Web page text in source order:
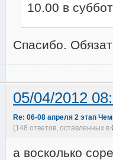
10.00 в
Спасибо.
05/04/2012
Re: 06-08 апреля 2 этап
(148 ответов, оставленных в
а восколько